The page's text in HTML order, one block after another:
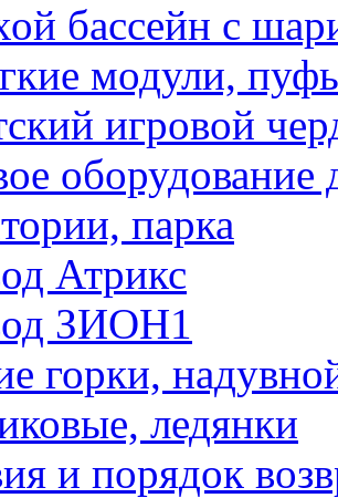
бассейн с
модули,
игровой
оборудование
парка
Атрикс
ЗИОН1
горки,
ледянки
и порядок